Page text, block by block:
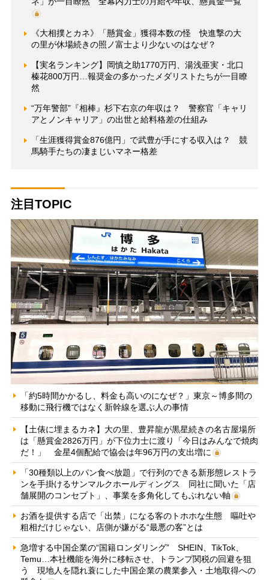
《大相撲とカネ》「懸賞金」獲得本数の怪 快進撃の大
の里が休場続きの照ノ富士より少ないのはなぜ？
【実名ランキング】岡慎之助1770万円、湯浅亜実・北口
榛花800万円…報奨金の多かったメダリストたちが一目瞭
然
“万年警部”『相棒』杉下右京の年収は？ 警察官「キャリ
アとノンキャリア」の出世と給料格差の仕組み
「生涯獲得賞金876億円」で武豊が手にする収入は？ 競
馬騎手たちの凄まじいマネー格差
注目TOPIC
「約5時間かかるし、料金も高いのになぜ？」東京～博多間の
移動に飛行機ではなく新幹線を選ぶ人の事情
【土俵に埋まるカネ】大の里、豊昇龍が黒星続きの名古屋場所
は「懸賞金2826万円」が下位力士に渡り「今日はみんなで焼肉
だ！」 金星4個配給で協会は年96万円の支出増に
「30種類以上のパン食べ放題」で行列のできる新形態レストラ
ンを手掛けるサンマルクホールディングス 同社に聞いた「店
舗展開のコンセプト」、事業を多角化してもぶれない軸
お酒を提供する店で「出禁」になる客のトホホな生態 嘔吐や
粗相だけじゃない、店側が嫌がる“最悪の客”とは
急増する中国企業の“国籍ロンダリング” SHEIN、TikTok、
Temu…本社機能を海外に移転させ、トランプ関税の回避を狙
う 現地人を隠れ蓑にした中国企業の農業参入・土地取得への